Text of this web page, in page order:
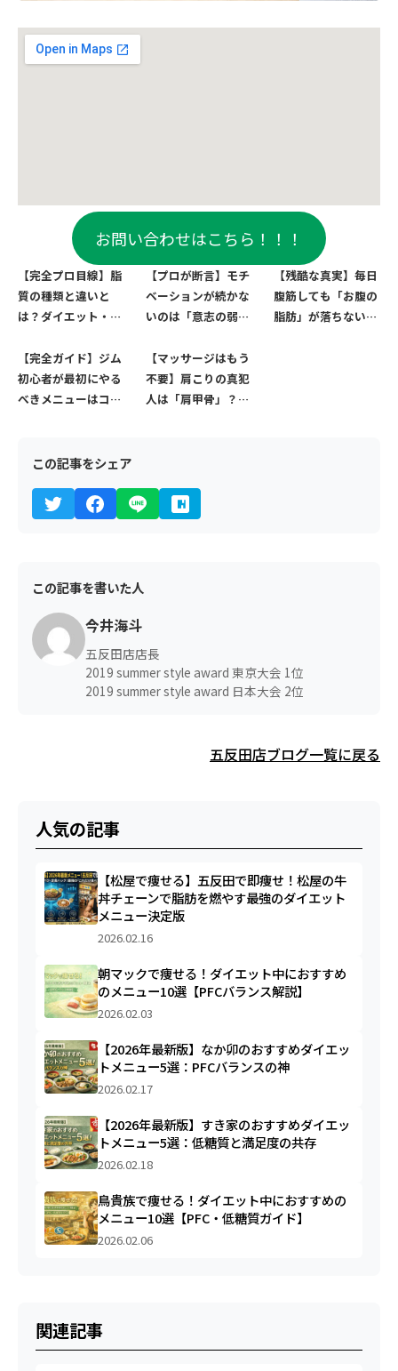
お問い合わせはこちら！！！
【完全プロ目線】脂
質の種類と違いと
は？ダイエット・健
「油の正しい選び
方」
【プロが断言】モチ
ベーションが続かな
いのは「意志の弱
的に継続できる4つ
の仕組み
【残酷な真実】毎日
腹筋しても「お腹の
脂肪」が落ちない3
【完全ガイド】ジム
初心者が最初にやる
べきメニューはコ
【マッサージはもう
不要】肩こりの真犯
人は「肩甲骨」？ガ
この記事をシェア
この記事を書いた人
今井海斗
五反田店店長
2019 summer style award 東京大会 1位
2019 summer style award 日本大会 2位
五反田店ブログ一覧に戻る
人気の記事
【松屋で痩せる】五反田で即痩せ！松屋の牛
丼チェーンで脂肪を燃やす最強のダイエット
メニュー決定版
2026.02.16
朝マックで痩せる！ダイエット中におすすめ
のメニュー10選【PFCバランス解説】
2026.02.03
【2026年最新版】なか卯のおすすめダイエッ
トメニュー5選：PFCバランスの神
2026.02.17
【2026年最新版】すき家のおすすめダイエッ
トメニュー5選：低糖質と満足度の共存
2026.02.18
鳥貴族で痩せる！ダイエット中におすすめの
メニュー10選【PFC・低糖質ガイド】
2026.02.06
関連記事